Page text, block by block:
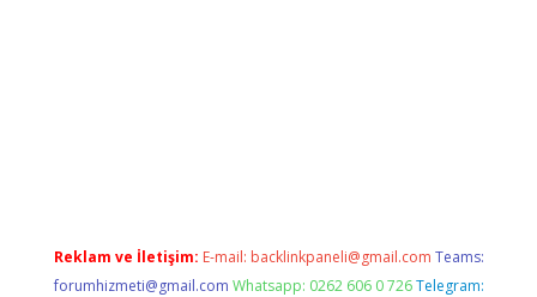
Reklam ve İletişim: E-mail: backlinkpaneli@gmail.com Teams:
forumhizmeti@gmail.com Whatsapp: 0262 606 0 726 Telegram: